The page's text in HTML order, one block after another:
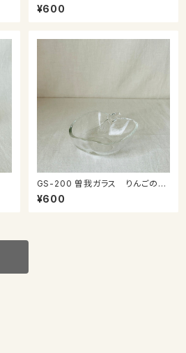
¥600
GS-200 曽我ガラス りんごの小
鉢
¥600